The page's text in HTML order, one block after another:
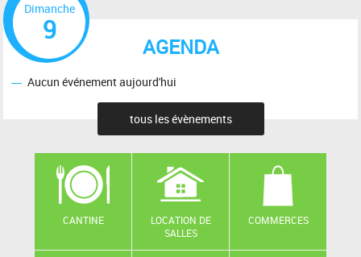
AGENDA
Dimanche
9
Aucun événement aujourd'hui
tous les évènements
CANTINE
LOCATION DE
SALLES
COMMERCES